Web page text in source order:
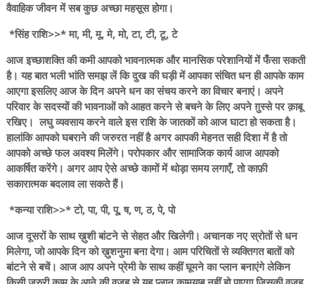
वैवाहिक जीवन में सब कुछ अच्छा महसूस होगा।
*सिंह राशि>>* मा, मी, मू, मे, मो, टा, टी, टू, टे
आज इच्छाशक्ति की कमी आपको भावनात्मक और मानसिक परेशानियों में फँसा सकती
है। यह बात भली भांति समझ लें कि दुख की घड़ी में आपका संचित धन ही आपके काम
आएगा इसलिए आज के दिन अपने धन का संचय करने का विचार बनाएं। अपने
परिवार के सदस्यों की भावनाओं को आहत करने से बचने के लिए अपने ग़ुस्से पर क़ाबू
रखिए। लघु व्यवसाय करने वाले इस राशि के जातकों को आज घाटा हो सकता है।
हालांकि आपको घबराने की जरुरत नहीं है अगर आपकी मेहनत सही दिशा में है तो
आपको अच्छे फल अवश्य मिलेंगे। परोपकार और सामाजिक कार्य आज आपको
आकर्षित करेंगे। अगर आप ऐसे अच्छे कामों में थोड़ा समय लगाएँ, तो काफ़ी
सकारात्मक बदलाव ला सकते हैं।
*कन्या राशि>>* टो, पा, पी, पू, ष, ण, ठ, पे, पो
आज दूसरों के साथ ख़ुशी बांटने से सेहत और खिलेगी। अचानक नए स्रोतों से धन
मिलेगा, जो आपके दिन को ख़ुशनुमा बना देगा। आम परिचितों से व्यक्तिगत बातों को
बांटने से बचें। आज आप अपने प्रेमी के साथ कहीं घूमने का प्लान बनाएंगे लेकिन